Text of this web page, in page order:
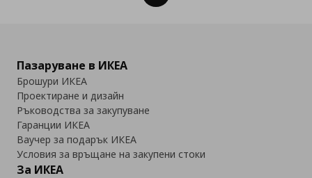
Пазаруване в ИКЕА
Брошури ИКЕА
Проектиране и дизайн
Ръководства за закупуване
Гаранции ИКЕА
Ваучер за подарък ИКЕА
Условия за връщане на закупени стоки
За ИКЕА